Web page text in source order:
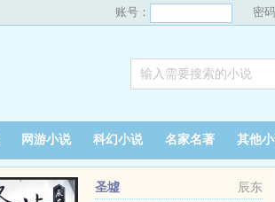
账号： 密
网游小说 科幻小说 名家名著 其他
辰东
圣墟